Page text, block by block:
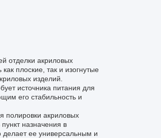
отделки акриловых
плоские, так и изогнутые
изделий.
источника питания для
его стабильность и
полировки акриловых
назначения в
делает ее универсальным и